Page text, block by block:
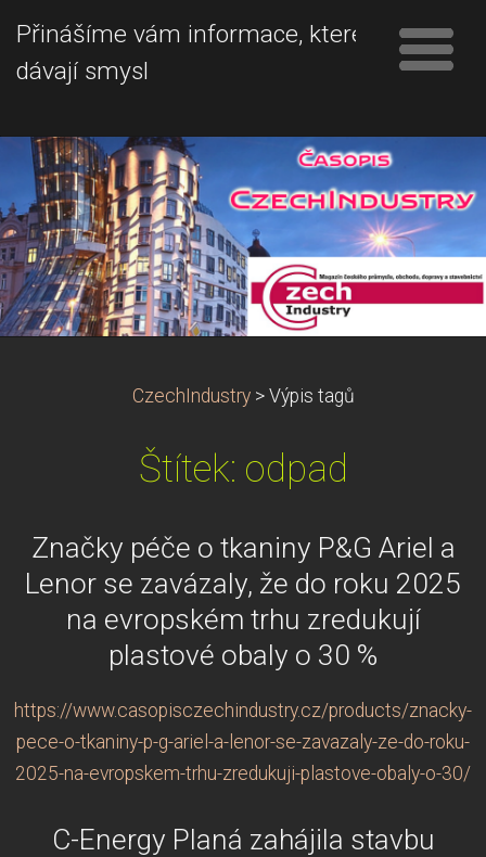
Přinášíme vám informace, které
dávají smysl
CzechIndustry > Výpis tagů
Štítek: odpad
Značky péče o tkaniny P&G Ariel a
Lenor se zavázaly, že do roku 2025
na evropském trhu zredukují
plastové obaly o 30 %
https://www.casopisczechindustry.cz/products/znacky-
pece-o-tkaniny-p-g-ariel-a-lenor-se-zavazaly-ze-do-roku-
2025-na-evropskem-trhu-zredukuji-plastove-obaly-o-30/
C-Energy Planá zahájila stavbu